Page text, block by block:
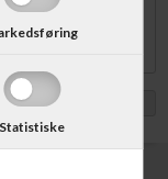
Statistiske
WorkForce WF-